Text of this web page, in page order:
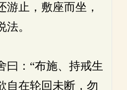
游止，敷座而坐，
。
曰：“布施、持戒生
自在轮回未断，勿